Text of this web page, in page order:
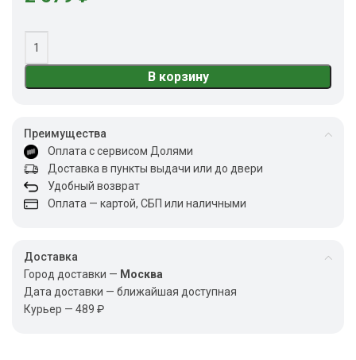
В корзину
Преимущества
Оплата с сервисом Долями
Доставка в пункты выдачи или до двери
Удобный возврат
Оплата — картой, СБП или наличными
Доставка
Город доставки — Москва
Дата доставки — ближайшая доступная
Курьер — 489 ₽